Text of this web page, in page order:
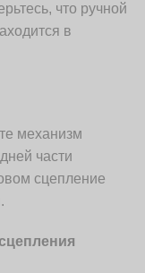
что ручной
в
механизм
части
сцепление